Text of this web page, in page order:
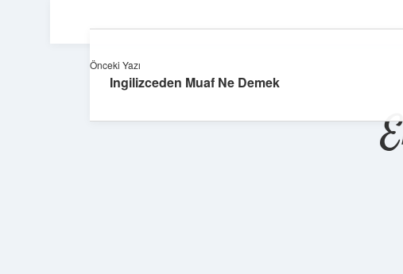
Önceki Yazı
Ingilizceden Muaf Ne Demek